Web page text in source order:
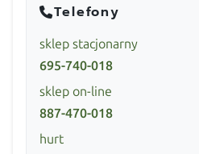
Telefony
sklep stacjonarny
695-740-018
sklep on-line
887-470-018
hurt